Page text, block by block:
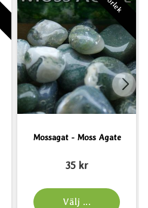
Mossagat - Moss Agate
35 kr
Välj ...